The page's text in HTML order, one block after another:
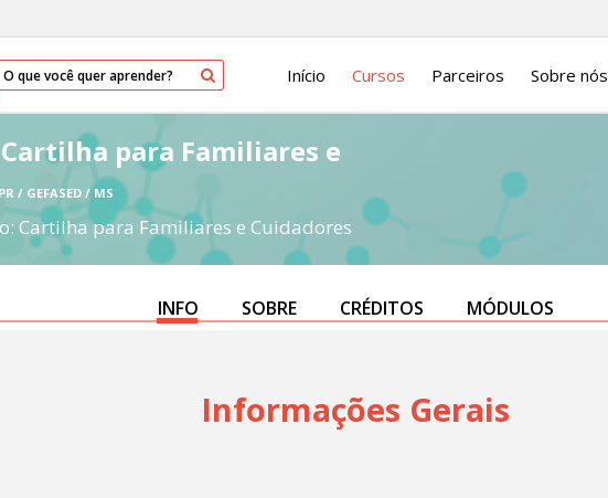
Início Cursos Parceiros Sobre nós
para Familiares e
/ GEFASED / MS
Cartilha para Familiares e Cuidadores
INFO SOBRE CRÉDITOS MÓDULOS
Informações Gerais